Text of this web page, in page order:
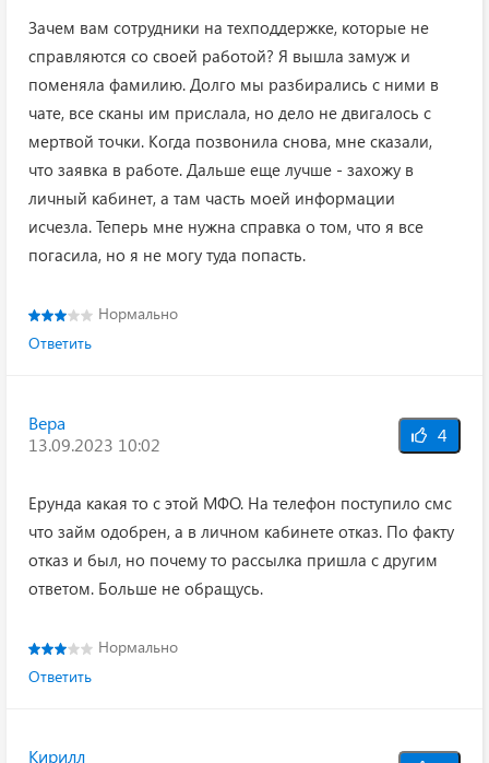
Зачем вам сотрудники на техподдержке, которые не
справляются со своей работой? Я вышла замуж и
поменяла фамилию. Долго мы разбирались с ними в
чате, все сканы им прислала, но дело не двигалось с
мертвой точки. Когда позвонила снова, мне сказали,
что заявка в работе. Дальше еще лучше - захожу в
личный кабинет, а там часть моей информации
исчезла. Теперь мне нужна справка о том, что я все
погасила, но я не могу туда попасть.
Нормально
Ответить
Вера
13.09.2023 10:02
4
Ерунда какая то с этой МФО. На телефон поступило смс
что займ одобрен, а в личном кабинете отказ. По факту
отказ и был, но почему то рассылка пришла с другим
ответом. Больше не обращусь.
Нормально
Ответить
Кирилл